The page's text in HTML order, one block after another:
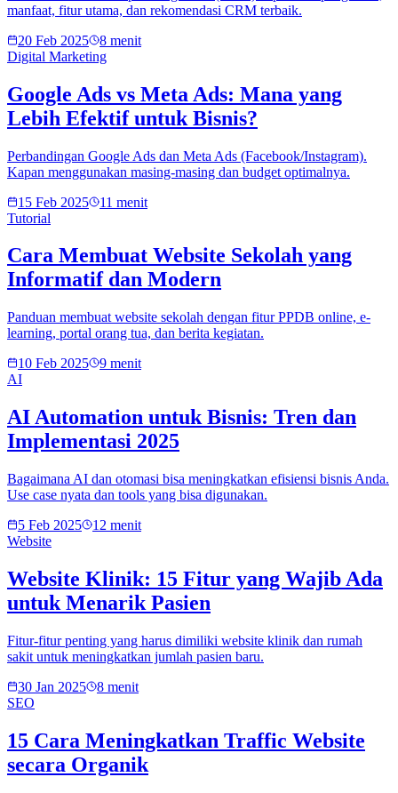
manfaat, fitur utama, dan rekomendasi CRM terbaik.
20 Feb 2025
8 menit
Digital Marketing
Google Ads vs Meta Ads: Mana yang
Lebih Efektif untuk Bisnis?
Perbandingan Google Ads dan Meta Ads (Facebook/Instagram).
Kapan menggunakan masing-masing dan budget optimalnya.
15 Feb 2025
11 menit
Tutorial
Cara Membuat Website Sekolah yang
Informatif dan Modern
Panduan membuat website sekolah dengan fitur PPDB online, e-
learning, portal orang tua, dan berita kegiatan.
10 Feb 2025
9 menit
AI
AI Automation untuk Bisnis: Tren dan
Implementasi 2025
Bagaimana AI dan otomasi bisa meningkatkan efisiensi bisnis Anda.
Use case nyata dan tools yang bisa digunakan.
5 Feb 2025
12 menit
Website
Website Klinik: 15 Fitur yang Wajib Ada
untuk Menarik Pasien
Fitur-fitur penting yang harus dimiliki website klinik dan rumah
sakit untuk meningkatkan jumlah pasien baru.
30 Jan 2025
8 menit
SEO
15 Cara Meningkatkan Traffic Website
secara Organik